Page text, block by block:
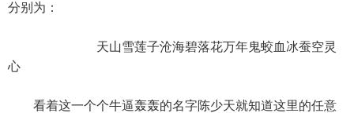
分别为：
天山雪莲子沧海碧落花万年鬼蛟血冰蚕空灵
心
看着这一个个牛逼轰轰的名字陈少天就知道这里的任意